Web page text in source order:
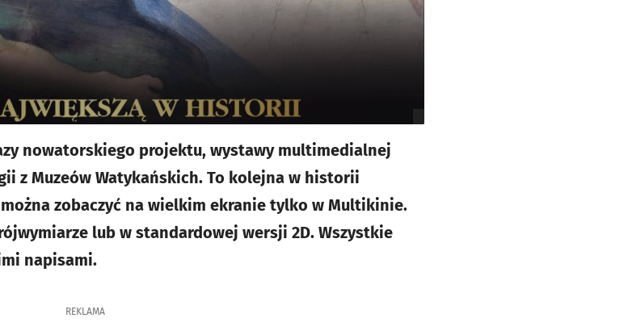
nowatorskiego projektu, wystawy multimedialnej
z Muzeów Watykańskich. To kolejna w historii
zobaczyć na wielkim ekranie tylko w Multikinie.
lub w standardowej wersji 2D. Wszystkie
napisami.
REKLAMA